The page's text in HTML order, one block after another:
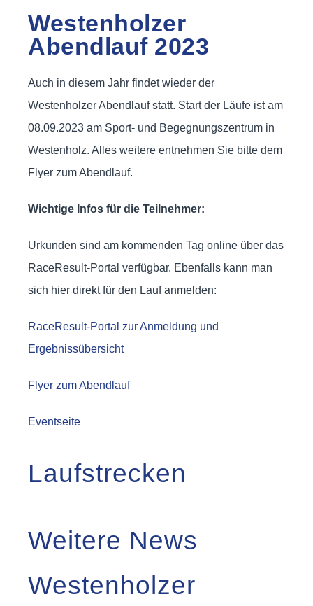
Westenholzer
Abendlauf 2023
Auch in diesem Jahr findet wieder der
Westenholzer Abendlauf statt. Start der Läufe ist am
08.09.2023 am Sport- und Begegnungszentrum in
Westenholz. Alles weitere entnehmen Sie bitte dem
Flyer zum Abendlauf.
Wichtige Infos für die Teilnehmer:
Urkunden sind am kommenden Tag online über das
RaceResult-Portal verfügbar. Ebenfalls kann man
sich hier direkt für den Lauf anmelden:
RaceResult-Portal zur Anmeldung und
Ergebnissübersicht
Flyer zum Abendlauf
Eventseite
Laufstrecken
Weitere News
Westenholzer